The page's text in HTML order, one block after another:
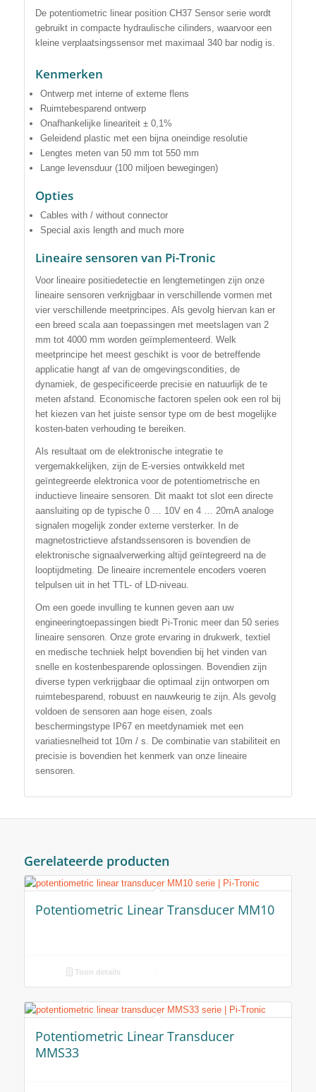
De potentiometric linear position CH37 Sensor serie wordt
gebruikt in compacte hydraulische cilinders, waarvoor een
kleine verplaatsingssensor met maximaal 340 bar nodig is.
Kenmerken
Ontwerp met interne of externe flens
Ruimtebesparend ontwerp
Onafhankelijke lineariteit ± 0,1%
Geleidend plastic met een bijna oneindige resolutie
Lengtes meten van 50 mm tot 550 mm
Lange levensduur (100 miljoen bewegingen)
Opties
Cables with / without connector
Special axis length and much more
Lineaire sensoren van Pi-Tronic
Voor lineaire positiedetectie en lengtemetingen zijn onze
lineaire sensoren verkrijgbaar in verschillende vormen met
vier verschillende meetprincipes. Als gevolg hiervan kan er
een breed scala aan toepassingen met meetslagen van 2
mm tot 4000 mm worden geïmplementeerd. Welk
meetprincipe het meest geschikt is voor de betreffende
applicatie hangt af van de omgevingscondities, de
dynamiek, de gespecificeerde precisie en natuurlijk de te
meten afstand. Economische factoren spelen ook een rol bij
het kiezen van het juiste sensor type om de best mogelijke
kosten-baten verhouding te bereiken.
Als resultaat om de elektronische integratie te
vergemakkelijken, zijn de E-versies ontwikkeld met
geïntegreerde elektronica voor de potentiometrische en
inductieve lineaire sensoren. Dit maakt tot slot een directe
aansluiting op de typische 0 … 10V en 4 … 20mA analoge
signalen mogelijk zonder externe versterker. In de
magnetostrictieve afstandssensoren is bovendien de
elektronische signaalverwerking altijd geïntegreerd na de
looptijdmeting. De lineaire incrementele encoders voeren
telpulsen uit in het TTL- of LD-niveau.
Om een goede invulling te kunnen geven aan uw
engineeringtoepassingen biedt Pi-Tronic meer dan 50 series
lineaire sensoren. Onze grote ervaring in drukwerk, textiel
en medische techniek helpt bovendien bij het vinden van
snelle en kostenbesparende oplossingen. Bovendien zijn
diverse typen verkrijgbaar die optimaal zijn ontworpen om
ruimtebesparend, robuust en nauwkeurig te zijn. Als gevolg
voldoen de sensoren aan hoge eisen, zoals
beschermingstype IP67 en meetdynamiek met een
variatiesnelheid tot 10m / s. De combinatie van stabiliteit en
precisie is bovendien het kenmerk van onze lineaire
sensoren.
Gerelateerde producten
Potentiometric Linear Transducer MM10
Toon details
Potentiometric Linear Transducer
MMS33